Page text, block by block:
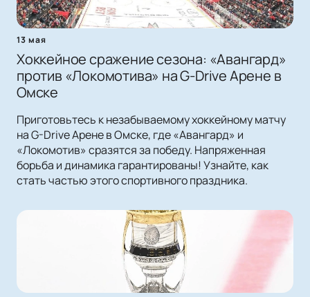
13 мая
Хоккейное сражение сезона: «Авангард»
против «Локомотива» на G-Drive Арене в
Омске
Приготовьтесь к незабываемому хоккейному матчу
на G-Drive Арене в Омске, где «Авангард» и
«Локомотив» сразятся за победу. Напряженная
борьба и динамика гарантированы! Узнайте, как
стать частью этого спортивного праздника.